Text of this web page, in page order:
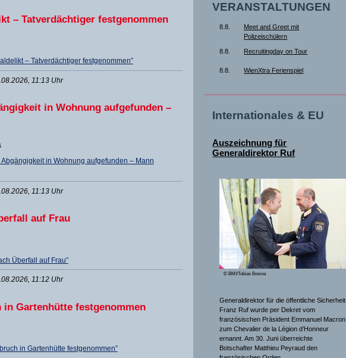
– Tatverdächtiger festgenommen
– Tatverdächtiger festgenommen”
11:13 Uhr
in Wohnung aufgefunden –
in Wohnung aufgefunden – Mann
11:13 Uhr
auf Frau
Überfall auf Frau”
11:12 Uhr
Gartenhütte festgenommen
in Gartenhütte festgenommen”
VERANSTALTUNGEN
8.8.
Meet and Greet mit
Polizeischülern
8.8. Recruitingday on Tour
8.8. WienXtra Ferienspiel
Internationales & EU
Auszeichnung für
Generaldirektor Ruf
© BMI/Tobias Bosina
Generaldirektor für die öffentliche Sicherheit
Franz Ruf wurde per Dekret vom
französischen Präsident Emmanuel Macron
zum Chevalier de la Légion d’Honneur
ernannt. Am 30. Juni überreichte
Botschafter Matthieu Peyraud den